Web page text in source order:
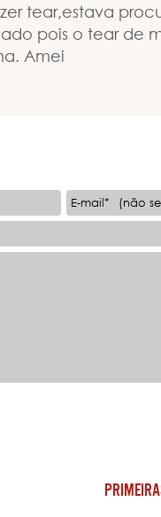
tear,estava
pois o tear de
Amei
E-mail*